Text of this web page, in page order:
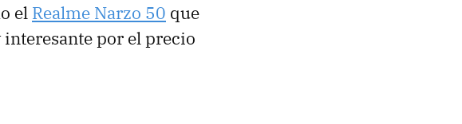
el Realme Narzo 50 que
interesante por el precio